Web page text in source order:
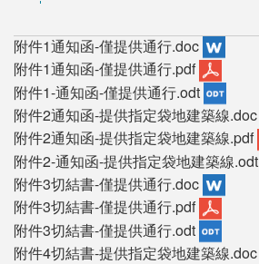
附件1通知函-僅提供通行.doc
附件1通知函-僅提供通行.pdf
附件1-通知函-僅提供通行.odt
附件2通知函-提供指定袋地建築線.doc
附件2通知函-提供指定袋地建築線.pdf
附件2-通知函-提供指定袋地建築線.odt
附件3切結書-僅提供通行.doc
附件3切結書-僅提供通行.pdf
附件3切結書-僅提供通行.odt
附件4切結書-提供指定袋地建築線.doc